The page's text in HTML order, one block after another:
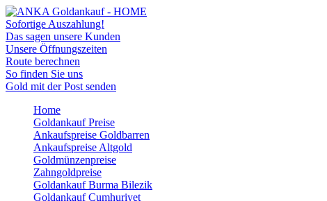
Sofortige Auszahlung!
Das sagen unsere Kunden
Unsere Öffnungszeiten
Route berechnen
So finden Sie uns
Gold mit der Post senden
Home
Goldankauf Preise
Ankaufspreise Goldbarren
Ankaufspreise Altgold
Goldmünzenpreise
Zahngoldpreise
Goldankauf Burma Bilezik
Goldankauf Cumhuriyet